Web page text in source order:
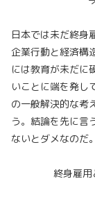
日本では未だ終身
企業行動と経済構
には教育が未だに
いことに端を発し
の一般解決的な考
う。結論を先に言
ないとダメなのだ。
終身雇